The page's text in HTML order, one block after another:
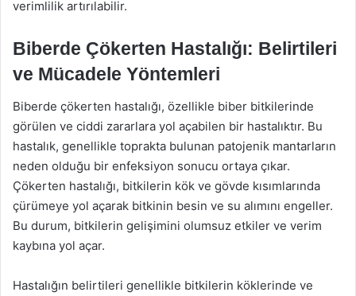
verimlilik artırılabilir.
Biberde Çökerten Hastalığı: Belirtileri
ve Mücadele Yöntemleri
Biberde çökerten hastalığı, özellikle biber bitkilerinde
görülen ve ciddi zararlara yol açabilen bir hastalıktır. Bu
hastalık, genellikle toprakta bulunan patojenik mantarların
neden olduğu bir enfeksiyon sonucu ortaya çıkar.
Çökerten hastalığı, bitkilerin kök ve gövde kısımlarında
çürümeye yol açarak bitkinin besin ve su alımını engeller.
Bu durum, bitkilerin gelişimini olumsuz etkiler ve verim
kaybına yol açar.
Hastalığın belirtileri genellikle bitkilerin köklerinde ve